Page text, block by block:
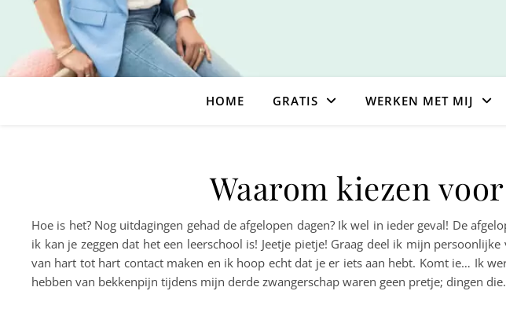
HOME GRATIS WERKEN MET MIJ
Waarom kiezen
Hoe is het? Nog uitdagingen gehad de afgelopen dagen? Ik wel in ieder geval! De
ik kan je zeggen dat het een leerschool is! Jeetje pietje! Graag deel ik mijn
van hart tot hart contact maken en ik hoop echt dat je er iets aan hebt. Komt ie… Ik
hebben van bekkenpijn tijdens mijn derde zwangerschap waren geen pretje; dingen